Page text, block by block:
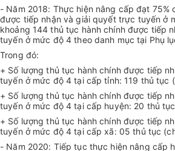
- Năm 2018: Thực hiện nâng cấp đạt 75%
được tiếp nhận và giải quyết trực tuyến ở
khoảng 144 thủ tục hành chính được tiếp
tuyến ở mức độ 4 theo danh mục tại Phụ
Trong đó:
+ Số lượng thủ tục hành chính được tiếp
tuyến ở mức độ 4 tại cấp tỉnh: 119 thủ tục
+ Số lượng thủ tục hành chính được tiếp
tuyến ở mức độ 4 tại cấp huyện: 20 thủ
+ Số lượng thủ tục hành chính được tiếp
tuyến ở mức độ 4 tại cấp xã: 05 thủ tục
- Năm 2020: Tiếp tục thực hiện nâng cấp